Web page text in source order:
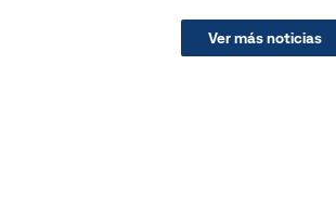
Ver más noticias